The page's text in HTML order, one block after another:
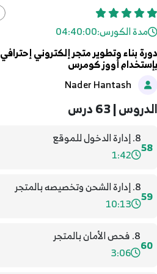
مدة الكورس:04:40:00
دورة بناء وتطوير متجر إلكتروني إحترافي
بإستخدام أووز كومرس
الدروس | 63 درس
56
7. إدارة المجلة الإلكترونية بالمتجر
الإلكتروني
2:13
6:03
58
8. إدارة الدخول للموقع
1:42
59
8. إدارة الشحن وتخصيصه بالمتجر
10:13
60
8. فحص الأمان بالمتجر
3:06